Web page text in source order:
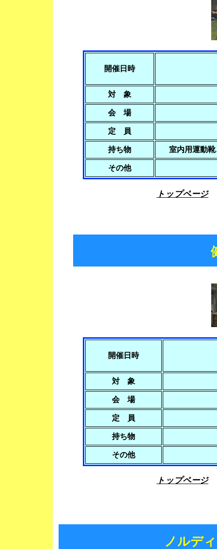
開催日時
対 象
会 場
定 員
持ち物 室内用運動
その他
トップページ
開催日時
対 象
会 場
定 員
持ち物
その他
トップページ
ノルデ